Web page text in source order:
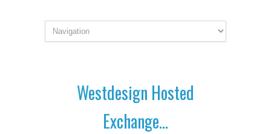
Westdesign Hosted
Exchange…